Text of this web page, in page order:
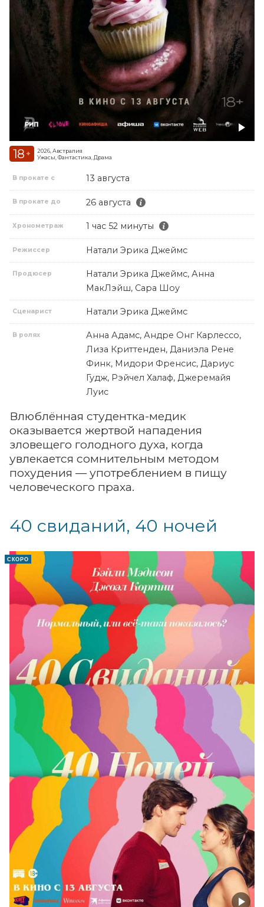
18 +
2026, Австралия
Ужасы, Фантастика, Драма
В прокате с 13 августа
В прокате до 26 августа
Хронометраж 1 час 52 минуты
Режиссер Натали Эрика Джеймс
Продюсер
Натали Эрика Джеймс, Анна
МакЛэйш, Сара Шоу
Сценарист Натали Эрика Джеймс
В ролях
Анна Адамс, Андре Онг Карлессо,
Лиза Криттенден, Даниэла Рене
Финк, Мидори Френсис, Дариус
Гудж, Рэйчел Халаф, Джеремайя
Луис
Влюблённая студентка-медик
оказывается жертвой нападения
зловещего голодного духа, когда
увлекается сомнительным методом
похудения — употреблением в пищу
человеческого праха.
40 свиданий, 40 ночей
СКОРО